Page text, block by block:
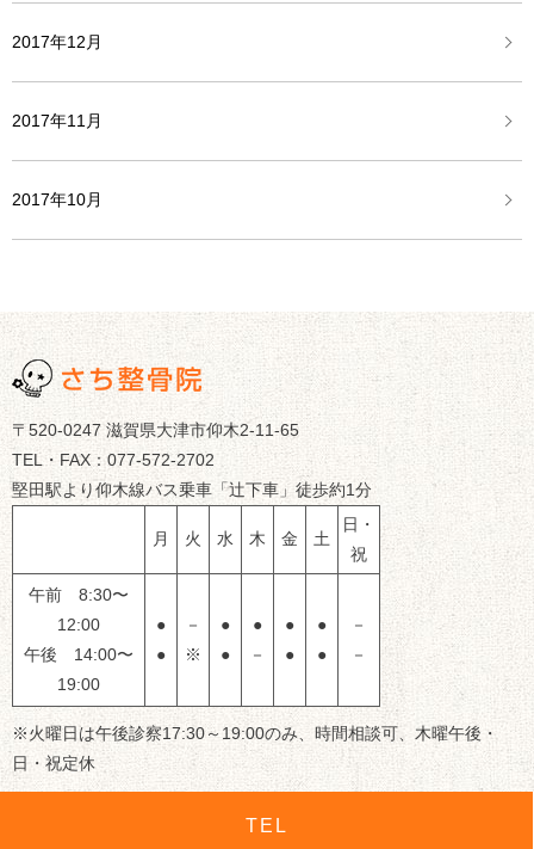
2017年12月
2017年11月
2017年10月
〒520-0247 滋賀県大津市仰木2-11-65
TEL・FAX：077-572-2702
堅田駅より仰木線バス乗車「辻下車」徒歩約1分
月 火 水 木 金 土
日・
祝
午前 8:30〜
12:00
午後 14:00〜
19:00
●
●
－
※
●
●
●
－
●
●
●
●
－
－
※火曜日は午後診察17:30～19:00のみ、時間相談可、木曜午後・
日・祝定休
TEL